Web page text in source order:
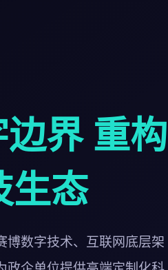
界 重构
生态
博数字技术、互联网底层架